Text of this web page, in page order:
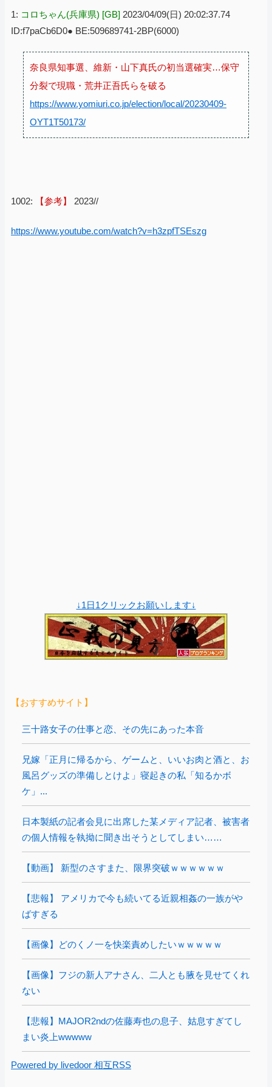
1: コロちゃん(兵庫県) [GB] 2023/04/09(日) 20:02:37.74
ID:f7paCb6D0● BE:509689741-2BP(6000)
奈良県知事選、維新・山下真氏の初当選確実…保守
分裂で現職・荒井正吾氏らを破る
https://www.yomiuri.co.jp/election/local/20230409-
OYT1T50173/
1002: 【参考】 2023//
https://www.youtube.com/watch?v=h3zpfTSEszg
↓1日1クリックお願いします↓
【おすすめサイト】
三十路女子の仕事と恋、その先にあった本音
兄嫁「正月に帰るから、ゲームと、いいお肉と酒と、お
風呂グッズの準備しとけよ」寝起きの私「知るかボ
ケ」...
日本製紙の記者会見に出席した某メディア記者、被害者
の個人情報を執拗に聞き出そうとしてしまい……
【動画】 新型のさすまた、限界突破ｗｗｗｗｗｗ
【悲報】 アメリカで今も続いてる近親相姦の一族がや
ばすぎる
【画像】どのくノ一を快楽責めしたいｗｗｗｗｗ
【画像】フジの新人アナさん、二人とも腋を見せてくれ
ない
【悲報】MAJOR2ndの佐藤寿也の息子、姑息すぎてし
まい炎上wwwww
Powered by livedoor 相互RSS